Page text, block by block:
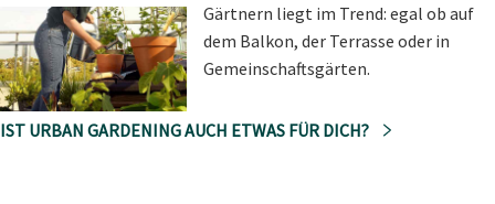
Gärtnern liegt im Trend: egal ob auf
dem Balkon, der Terrasse oder in
Gemeinschaftsgärten.
IST URBAN GARDENING AUCH ETWAS FÜR DICH?